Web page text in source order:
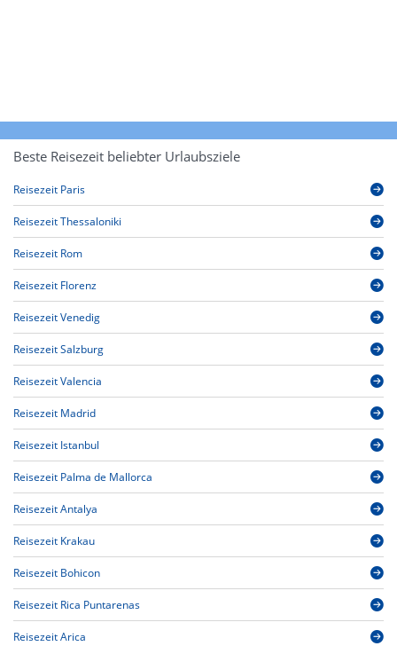
Beste Reisezeit beliebter Urlaubsziele
Reisezeit Paris
Reisezeit Thessaloniki
Reisezeit Rom
Reisezeit Florenz
Reisezeit Venedig
Reisezeit Salzburg
Reisezeit Valencia
Reisezeit Madrid
Reisezeit Istanbul
Reisezeit Palma de Mallorca
Reisezeit Antalya
Reisezeit Krakau
Reisezeit Bohicon
Reisezeit Rica Puntarenas
Reisezeit Arica